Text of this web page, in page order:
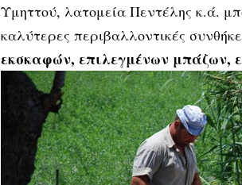
Υμηττού, λατομεία Πεντέλης κ.ά.
καλύτερες περιβαλλοντικές
εκσκαφών, επιλεγμένων μπάζων,